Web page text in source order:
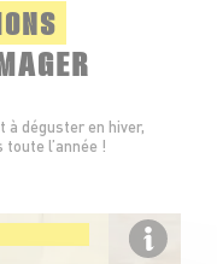
à déguster en hiver,
l’année !